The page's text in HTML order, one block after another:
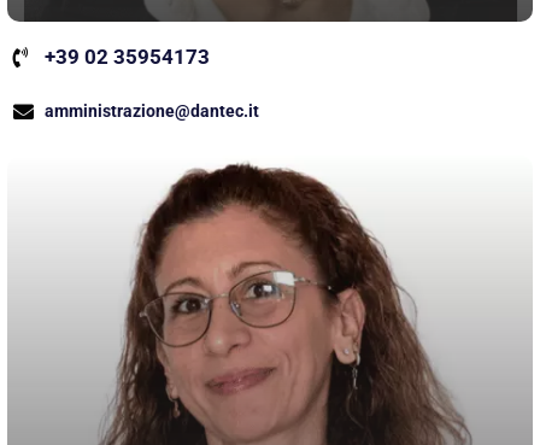
+39 02 35954173
amministrazione@dantec.it